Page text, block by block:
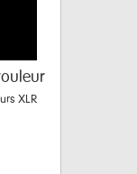
XLR